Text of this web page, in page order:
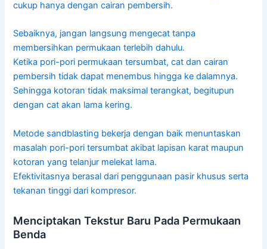
cukup hanya dengan cairan pembersih.
Sebaiknya, jangan langsung mengecat tanpa
membersihkan permukaan terlebih dahulu.
Ketika pori-pori permukaan tersumbat, cat dan cairan
pembersih tidak dapat menembus hingga ke dalamnya.
Sehingga kotoran tidak maksimal terangkat, begitupun
dengan cat akan lama kering.
Metode sandblasting bekerja dengan baik menuntaskan
masalah pori-pori tersumbat akibat lapisan karat maupun
kotoran yang telanjur melekat lama.
Efektivitasnya berasal dari penggunaan pasir khusus serta
tekanan tinggi dari kompresor.
Menciptakan Tekstur Baru Pada Permukaan
Benda